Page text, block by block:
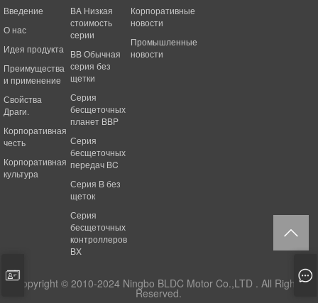
Введение
О нас
Идея продукта
Преимущества
и применение
Свойства
Драги.
Корпоративная
честь
Корпоративная
культура
BA Низкая
стоимость
серии
BB Обычная
серия без
щетки
Серия
бесщеточных
планет BBP
Серия
бесщеточных
передач BC
Серия B без
щеток
Серия
бесщеточных
контроллеров
BX
Корпоративные
новости
Промышленные
новости
Copyright © 2010-2024 Ningbo BLDC Motor Co.,LTD . All Rights
Reserved.